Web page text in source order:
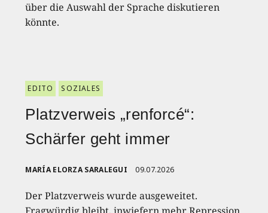
über die Auswahl der Sprache diskutieren
könnte.
EDITO SOZIALES
Platzverweis „renforcé“:
Schärfer geht immer
MARÍA ELORZA SARALEGUI 09.07.2026
Der Platzverweis wurde ausgeweitet.